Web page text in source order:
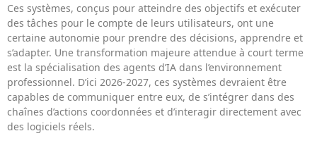
Ces systèmes, conçus pour atteindre des objectifs et exécuter
des tâches pour le compte de leurs utilisateurs, ont une
certaine autonomie pour prendre des décisions, apprendre et
s’adapter. Une transformation majeure attendue à court terme
est la spécialisation des agents d’IA dans l’environnement
professionnel. D’ici 2026-2027, ces systèmes devraient être
capables de communiquer entre eux, de s’intégrer dans des
chaînes d’actions coordonnées et d’interagir directement avec
des logiciels réels.